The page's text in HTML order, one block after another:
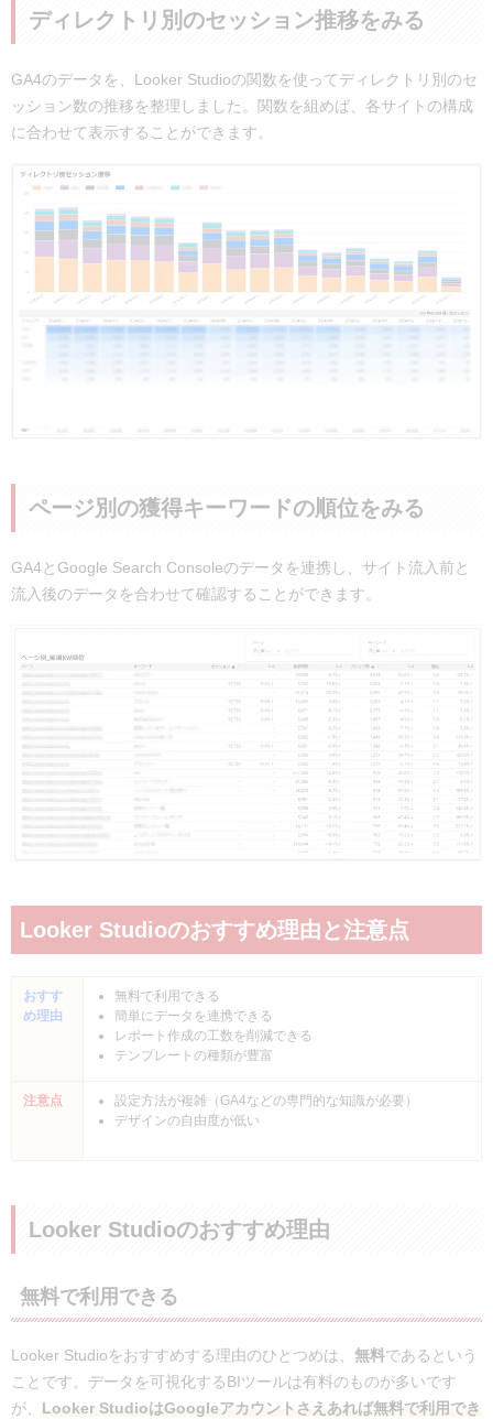
ディレクトリ別のセッション推移をみる
GA4のデータを、Looker Studioの関数を使ってディレクトリ別のセ
ッション数の推移を整理しました。関数を組めば、各サイトの構成
に合わせて表示することができます。
ページ別の獲得キーワードの順位をみる
GA4とGoogle Search Consoleのデータを連携し、サイト流入前と
流入後のデータを合わせて確認することができます。
Looker Studioのおすすめ理由と注意点
おすす
め理由
無料で利用できる
簡単にデータを連携できる
レポート作成の工数を削減できる
テンプレートの種類が豊富
注意点
設定方法が複雑（GA4などの専門的な知識が必要）
デザインの自由度が低い
Looker Studioのおすすめ理由
無料で利用できる
Looker Studioをおすすめする理由のひとつめは、 無料であるという
ことです。データを可視化するBIツールは有料のものが多いです
が、 Looker StudioはGoogleアカウントさえあれば無料で利用でき